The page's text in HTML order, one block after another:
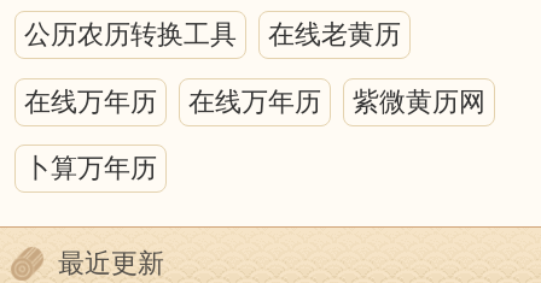
历法上的吉凶之说虽然充满迷信色
哲学、天文、地理、自然生态等诸多方面
丰富的内涵，并蕴藏着人们如何顺应自然
含的心理因素。迷信附会和不加分析的批
公历农历转换工具 在线老黄历
在线万年历 在线万年历 紫微黄历网
卜算万年历
最近更新